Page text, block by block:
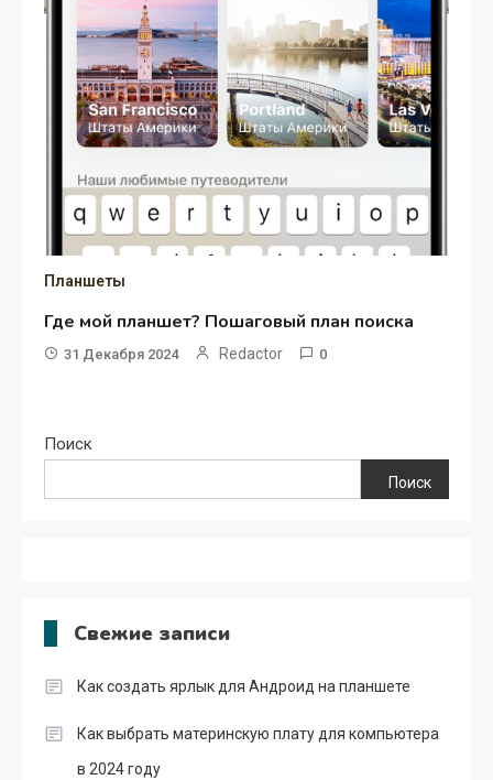
Планшеты
Где мой планшет? Пошаговый план поиска
31 Декабря 2024 Redactor 0
Поиск
Поиск
Свежие записи
Как создать ярлык для Андроид на планшете
Как выбрать материнскую плату для компьютера
в 2024 году